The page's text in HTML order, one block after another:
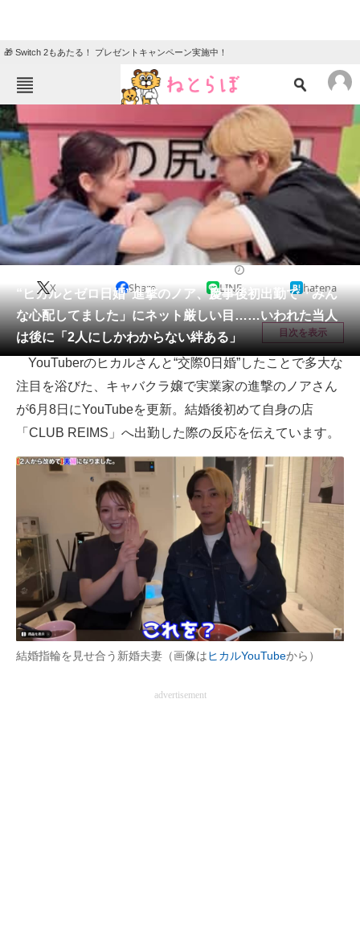
🎁 Switch 2もあたる！ プレゼントキャンペーン実施中！
TOP ニュース
エンタメ クイズ
地域
住まい 教育・育児
動物 リサーチ
会員記事
メディア
注目記事を集めた総合ページ
ITの今と未来を見通す
スマホと通信の最新トレンド
進化するPCとデバイスの未来
好きが集まる 比べて選べる
ビジネスと働き方のヒント
AI活用のいまが分かる
企業ITのトレンドを詳説
経営リーダーのコミュニティ
“ヒカルとゼロ日婚”進撃のノア、慶事後初出勤で「みん
な心配してました」にネット厳しい目……いわれた当人
は後に「2人にしかわからない絆ある」
X Share LINE hatena
目次を表示
YouTuberのヒカルさんと“交際0日婚”したことで多大な
注目を浴びた、キャバクラ嬢で実業家の進撃のノアさん
が6月8日にYouTubeを更新。結婚後初めて自身の店
「CLUB REIMS」へ出勤した際の反応を伝えています。
結婚指輪を見せ合う新婚夫妻（画像はヒカルYouTubeから）
advertisement